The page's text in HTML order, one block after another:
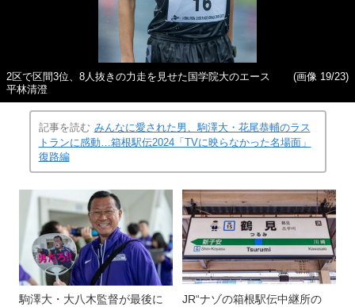
2区で区間3位、8人抜きの力走を見せた国学院大のエース
平林清澄
(画像 19/23)
記事を読む みんなに愛された男、駒澤大・花尾恭輔のラス
トランに感動…箱根駅伝2024「TVに映らなかった名場面」
復路編
駒澤大・大八木監督が最後に
JR“ナゾの箱根駅伝中継所の